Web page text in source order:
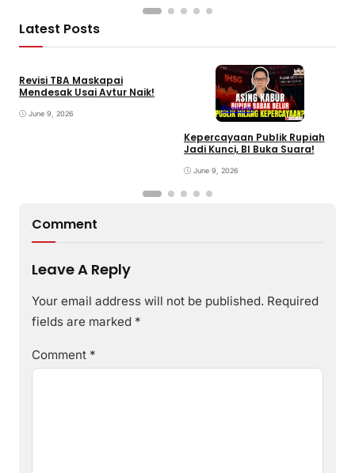
Latest Posts
Revisi TBA Maskapai
Mendesak Usai Avtur Naik!
June 9, 2026
Ekonomi
Kepercayaan Publik Rupiah
Jadi Kunci, BI Buka Suara!
June 9, 2026
Comment
Leave A Reply
Your email address will not be published. Required
fields are marked *
Comment *